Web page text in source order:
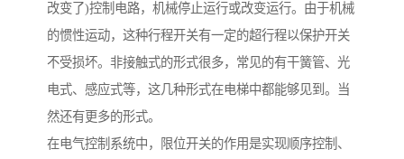
改变了)控制电路，机械停止运行或改变运行。由于机械
的惯性运动，这种行程开关有一定的超行程以保护开关
不受损坏。非接触式的形式很多，常见的有干簧管、光
电式、感应式等，这几种形式在电梯中都能够见到。当
然还有更多的形式。
在电气控制系统中，限位开关的作用是实现顺序控制、